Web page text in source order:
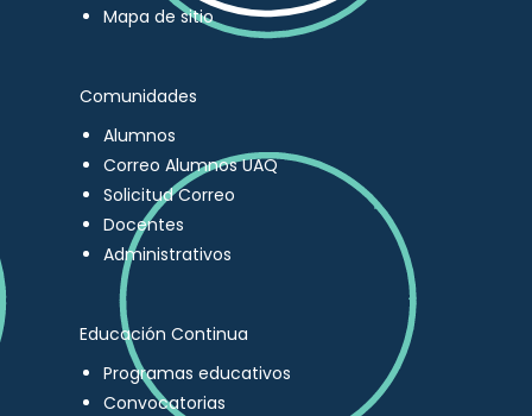
Mapa de sitio
Comunidades
Alumnos
Correo Alumnos UAQ
Solicitud Correo
Docentes
Administrativos
Educación Continua
Programas educativos
Convocatorias